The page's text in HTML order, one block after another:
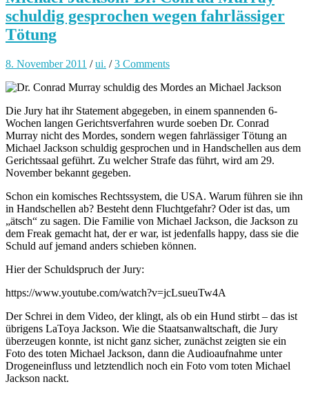
schuldig gesprochen wegen fahrlässiger
Tötung
8. November 2011 /ui. /3 Comments
Die Jury hat ihr Statement abgegeben, in einem spannenden 6-
Wochen langen Gerichtsverfahren wurde soeben Dr. Conrad
Murray nicht des Mordes, sondern wegen fahrlässiger Tötung an
Michael Jackson schuldig gesprochen und in Handschellen aus dem
Gerichtssaal geführt. Zu welcher Strafe das führt, wird am 29.
November bekannt gegeben.
Schon ein komisches Rechtssystem, die USA. Warum führen sie ihn
in Handschellen ab? Besteht denn Fluchtgefahr? Oder ist das, um
„ätsch“ zu sagen. Die Familie von Michael Jackson, die Jackson zu
dem Freak gemacht hat, der er war, ist jedenfalls happy, dass sie die
Schuld auf jemand anders schieben können.
Hier der Schuldspruch der Jury:
https://www.youtube.com/watch?v=jcLsueuTw4A
Der Schrei in dem Video, der klingt, als ob ein Hund stirbt – das ist
übrigens LaToya Jackson. Wie die Staatsanwaltschaft, die Jury
überzeugen konnte, ist nicht ganz sicher, zunächst zeigten sie ein
Foto des toten Michael Jackson, dann die Audioaufnahme unter
Drogeneinfluss und letztendlich noch ein Foto vom toten Michael
Jackson nackt.